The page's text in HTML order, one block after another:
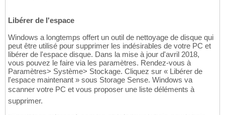
Libérer de l'espace
Windows a longtemps offert un outil de nettoyage de disque qui
peut être utilisé pour supprimer les indésirables de votre PC et
libérer de l'espace disque. Dans la mise à jour d'avril 2018,
vous pouvez le faire via les paramètres. Rendez-vous à
Paramètres> Système> Stockage. Cliquez sur « Libérer de
l'espace maintenant » sous Storage Sense. Windows va
scanner votre PC et vous proposer une liste déléments à
supprimer.